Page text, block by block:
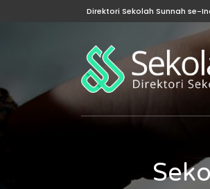
Direktori Sekolah Sunnah se-